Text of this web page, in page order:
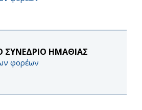
ΣΥΝΕΔΡΙΟ ΗΜΑΘΙΑΣ
φορέων